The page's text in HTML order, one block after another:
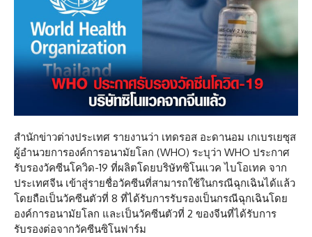
สำนักข่าวต่างประเทศ รายงานว่า เทดรอส อะดานอม เกเบรเยซุส
ผู้อำนวยการองค์การอนามัยโลก (WHO) ระบุว่า WHO ประกาศ
รับรองวัคซีนโควิด-19 ที่ผลิตโดยบริษัทซิโนแวค ไบโอเทค จาก
ประเทศจีน เข้าสู่รายชื่อวัคซีนที่สามารถใช้ในกรณีฉุกเฉินได้แล้ว
โดยถือเป็นวัคซีนตัวที่ 8 ที่ได้รับการรับรองเป็นกรณีฉุกเฉินโดย
องค์การอนามัยโลก และเป็นวัคซีนตัวที่ 2 ของจีนที่ได้รับการ
รับรองต่อจากวัคซีนซิโนฟาร์ม